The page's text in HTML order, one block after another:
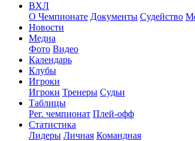
ВХЛ
О Чемпионате Документы Судейство
Новости
Медиа
Фото Видео
Календарь
Клубы
Игроки
Игроки Тренеры Судьи
Таблицы
Рег. чемпионат Плей-офф
Статистика
Лидеры Личная Командная